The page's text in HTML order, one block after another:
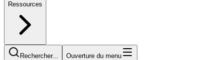
Ressources
Rechercher... Ouverture du menu